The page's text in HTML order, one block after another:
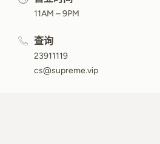
11AM – 9PM
查询
23911119
cs@supreme.vip